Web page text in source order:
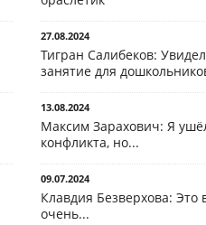
27.08.2024
Тигран Салибеков:
занятие для
13.08.2024
Максим Зарахович: Я
конфликта, но...
09.07.2024
Клавдия Безверхова: Это
очень...